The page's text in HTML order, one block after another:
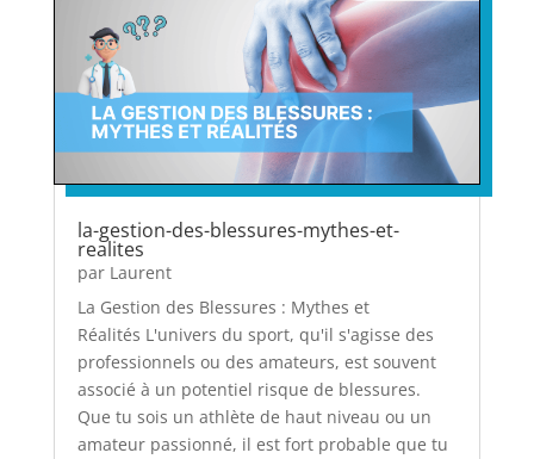
la-gestion-des-blessures-mythes-et-
realites
par Laurent
La Gestion des Blessures : Mythes et
Réalités L'univers du sport, qu'il s'agisse des
professionnels ou des amateurs, est souvent
associé à un potentiel risque de blessures.
Que tu sois un athlète de haut niveau ou un
amateur passionné, il est fort probable que tu